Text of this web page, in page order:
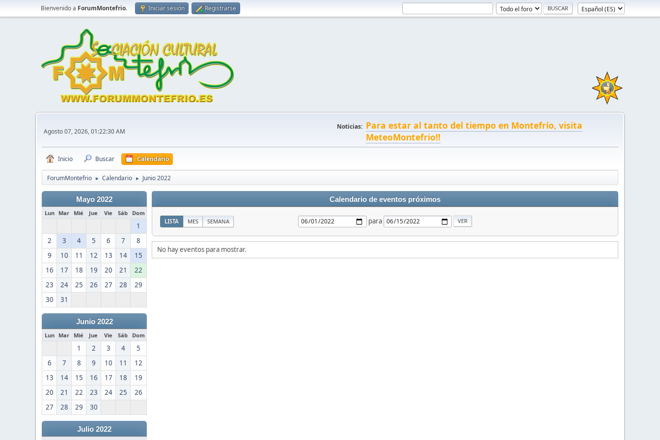
Bienvenido a ForumMontefrio. Iniciar sesión Registrarse
Agosto 07, 2026, 01:22:30 AM
Noticias: Para estar al tanto del tiempo en Montefrío, visita
MeteoMontefrio!!
Inicio Buscar Calendario
ForumMontefrio ► Calendario ► Junio 2022
Mayo 2022
Lun Mar Mié Jue Vie Sáb Dom
1
2
3 4 5 6 7
8
9
10 11 12 13 14
15
16
17 18 19 20 21
22
23
24 25 26 27 28
29
30
31
Junio 2022
Lun Mar Mié Jue Vie Sáb Dom
1 2 3 4
5
6
7 8 9 10 11
12
13
14 15 16 17 18
19
20
21 22 23 24 25
26
27
28 29 30
Julio 2022
Calendario de eventos próximos
LISTA MES SEMANA para
No hay eventos para mostrar.